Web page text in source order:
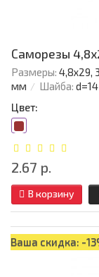
Саморезы
Размеры: 4,8х29,
мм
Шайба:
Цвет:
2.67 р.
В корзину
Ваша скидка: -